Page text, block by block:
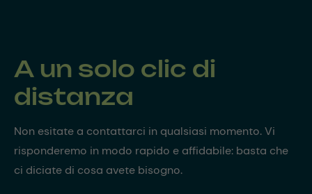
A un solo clic di
distanza
Non esitate a contattarci in qualsiasi momento. Vi
risponderemo in modo rapido e affidabile: basta che
ci diciate di cosa avete bisogno.